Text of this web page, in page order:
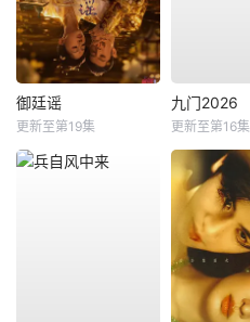
御廷谣
更新至第19集
九门2026
更新至第16集